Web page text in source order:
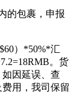
的包裹，申报
）*50%*汇
。货
因延误、查
用，我司保留